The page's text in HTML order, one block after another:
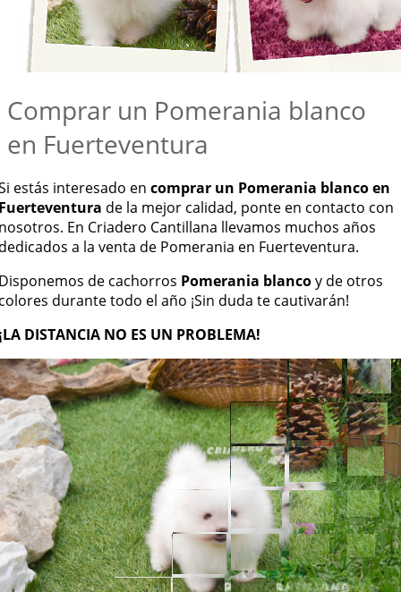
Comprar un Pomerania blanco
en Fuerteventura
estás interesado en comprar un Pomerania blanco en
de la mejor calidad, ponte en contacto con
En Criadero Cantillana llevamos muchos años
a la venta de Pomerania en Fuerteventura.
de cachorros Pomerania blancoy de otros
durante todo el año ¡Sin duda te cautivarán!
DISTANCIA NO ES UN PROBLEMA!